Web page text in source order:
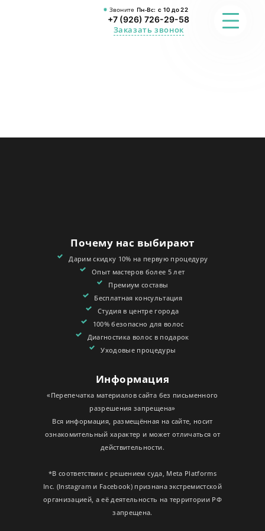
Звоните Пн-Вс:с 10 до 22
+7 (926) 726-29-58
Заказать звонок
КОНТАКТЫПочему нас выбирают
Дарим скидку 10% на первую процедуру
Опыт мастеров более 5 лет
Премиум составы
Бесплатная консультация
Студия в центре города
100% безопасно для волос
Диагностика волос в подарок
Уходовые процедуры
Информация
«Перепечатка материалов сайта без письменного
разрешения запрещена»
Вся информация, размещённая на сайте, носит
ознакомительный характер и может отличаться от
действительности.
*В соответствии с решением суда, Meta Platforms
Inc. (Instagram и Facebook) признана экстремистской
организацией, а её деятельность на территории РФ
запрещена.